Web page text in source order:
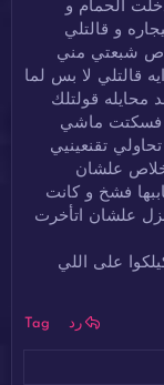
الحمام و
و قالتلي
شبعتي مني
قالتلي لا بس لما
محايله قولتلك
فسكتت ماشي
تقنعينيي
علشان
فشخ و كانت
علشان اتأخرت
على اللي
رد Tag